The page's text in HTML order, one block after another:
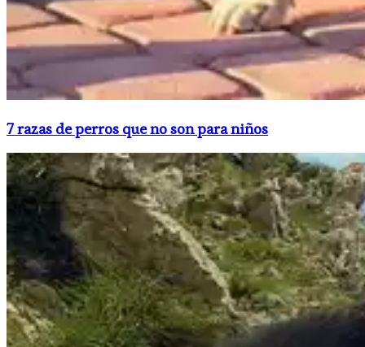
​7 razas de perros que no son para niños